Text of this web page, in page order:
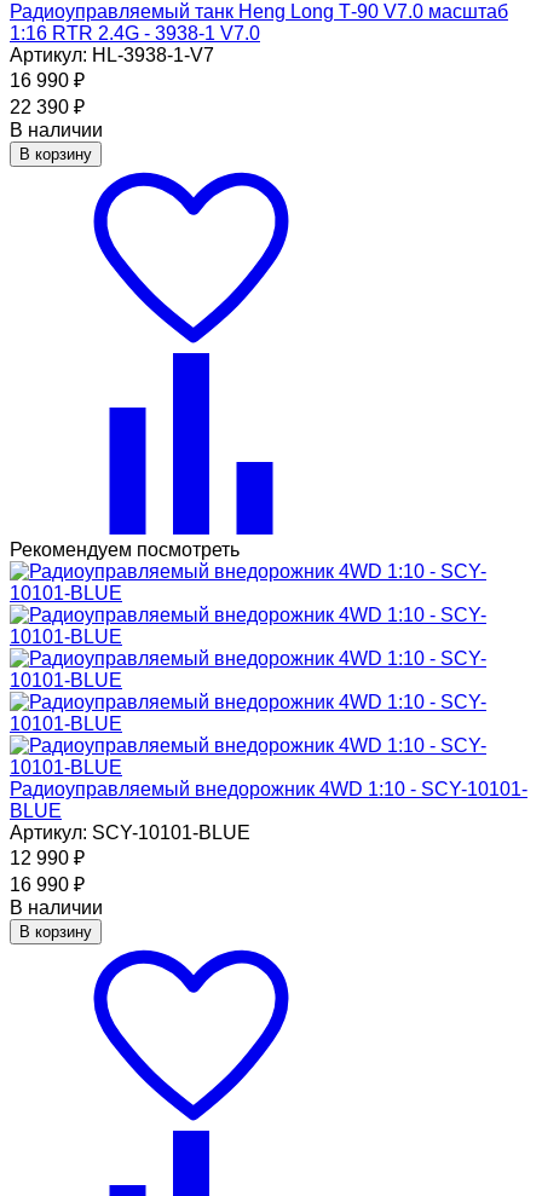
Радиоуправляемый танк Heng Long Т-90 V7.0 масштаб
1:16 RTR 2.4G - 3938-1 V7.0
Артикул: HL-3938-1-V7
16 990 ₽
22 390 ₽
В наличии
В корзину
Рекомендуем посмотреть
Радиоуправляемый внедорожник 4WD 1:10 - SCY-10101-
BLUE
Артикул: SCY-10101-BLUE
12 990 ₽
16 990 ₽
В наличии
В корзину